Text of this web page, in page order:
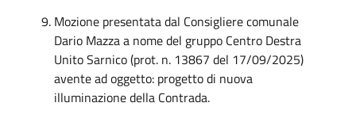
Mozione presentata dal Consigliere comunale
Dario Mazza a nome del gruppo Centro Destra
Unito Sarnico (prot. n. 13867 del 17/09/2025)
avente ad oggetto: progetto di nuova
illuminazione della Contrada.